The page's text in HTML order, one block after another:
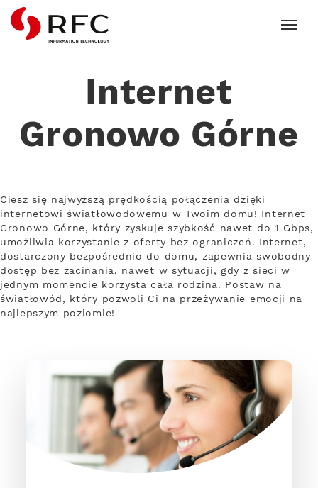
RFC
Internet
Gronowo Górne
Ciesz się najwyższą prędkością połączenia dzięki
internetowi światłowodowemu w Twoim domu! Internet
Gronowo Górne, który zyskuje szybkość nawet do 1 Gbps,
umożliwia korzystanie z oferty bez ograniczeń. Internet,
dostarczony bezpośrednio do domu, zapewnia swobodny
dostęp bez zacinania, nawet w sytuacji, gdy z sieci w
jednym momencie korzysta cała rodzina. Postaw na
światłowód, który pozwoli Ci na przeżywanie emocji na
najlepszym poziomie!